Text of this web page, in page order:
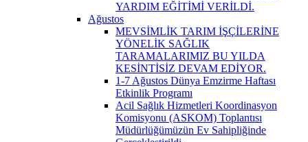
YARDIM EĞİTİMİ VERİLDİ.
Ağustos
MEVSİMLİK TARIM İŞÇİLERİNE
YÖNELİK SAĞLIK
TARAMALARIMIZ BU YILDA
KESİNTİSİZ DEVAM EDİYOR.
1-7 Ağustos Dünya Emzirme Haftası
Etkinlik Programı
Acil Sağlık Hizmetleri Koordinasyon
Komisyonu (ASKOM) Toplantısı
Müdürlüğümüzün Ev Sahipliğinde